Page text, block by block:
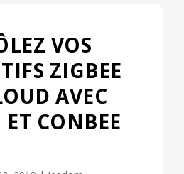
VOS
ZIGBEE
AVEC
ET CONBEE